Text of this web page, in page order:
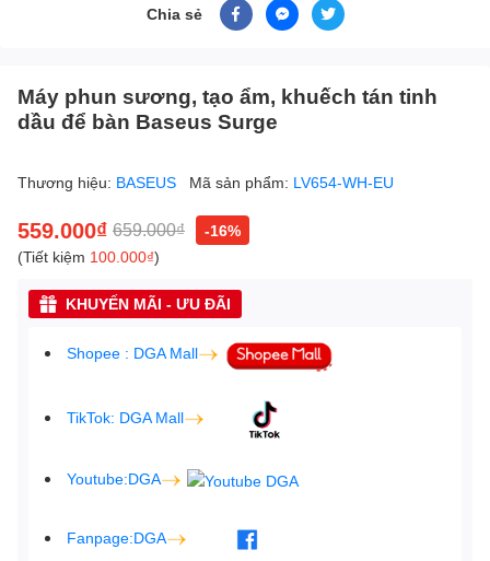
Chia sẻ
Máy phun sương, tạo ẩm, khuếch tán tinh
dầu để bàn Baseus Surge
Thương hiệu: BASEUS Mã sản phẩm: LV654-WH-EU
559.000₫ 659.000₫
-16%
(Tiết kiệm 100.000₫)
KHUYẾN MÃI - ƯU ĐÃI
Shopee : DGA Mall
TikTok: DGA Mall
Youtube:DGA
Fanpage:DGA